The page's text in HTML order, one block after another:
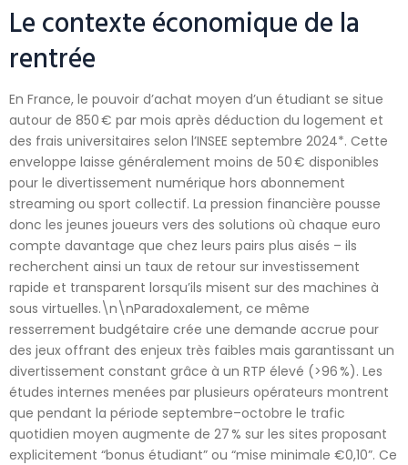
Le contexte économique de la
rentrée
En France, le pouvoir d’achat moyen d’un étudiant se situe
autour de 850 € par mois après déduction du logement et
des frais universitaires selon l’INSEE septembre 2024*. Cette
enveloppe laisse généralement moins de 50 € disponibles
pour le divertissement numérique hors abonnement
streaming ou sport collectif. La pression financière pousse
donc les jeunes joueurs vers des solutions où chaque euro
compte davantage que chez leurs pairs plus aisés – ils
recherchent ainsi un taux de retour sur investissement
rapide et transparent lorsqu’ils misent sur des machines à
sous virtuelles.\n\nParadoxalement, ce même
resserrement budgétaire crée une demande accrue pour
des jeux offrant des enjeux très faibles mais garantissant un
divertissement constant grâce à un RTP élevé (>96 %). Les
études internes menées par plusieurs opérateurs montrent
que pendant la période septembre–octobre le trafic
quotidien moyen augmente de 27 % sur les sites proposant
explicitement “bonus étudiant” ou “mise minimale €0,10”. Ce